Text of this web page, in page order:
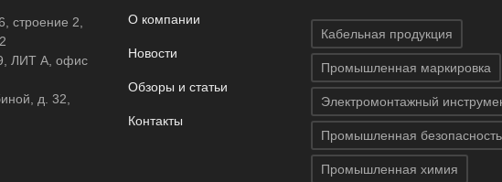
строение 2,
ЛИТ А, офис
д. 32,
О компании
Новости
Обзоры и статьи
Контакты
Кабельная продукция
Промышленная маркировка
Электромонтажный
Промышленная безопасность
Промышленная химия